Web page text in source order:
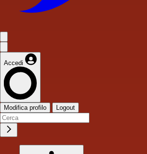
Accedi
Modifica profilo Logout